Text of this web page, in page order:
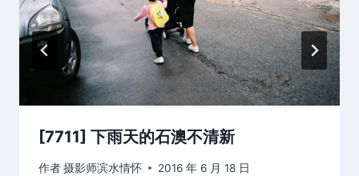
[7711] 下雨天的石澳不清新
作者摄影师滨水情怀 2016 年 6 月 18 日